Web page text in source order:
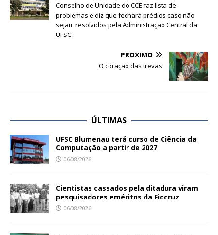
Conselho de Unidade do CCE faz lista de
problemas e diz que fechará prédios caso não
sejam resolvidos pela Administração Central da
UFSC
PRÓXIMO
O coração das trevas
ÚLTIMAS
UFSC Blumenau terá curso de Ciência da
Computação a partir de 2027
06/08/2026
Cientistas cassados pela ditadura viram
pesquisadores eméritos da Fiocruz
06/08/2026